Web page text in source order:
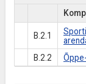
B.2.1
B.2.2